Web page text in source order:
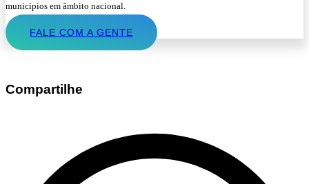
municípios em âmbito nacional.
FALE COM A GENTE
Compartilhe